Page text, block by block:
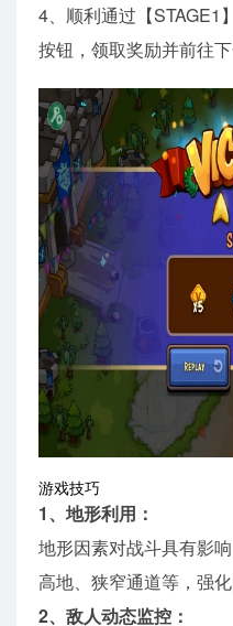
4、顺利通过【STAGE1
按钮，领取奖励并前往
游戏技巧
1、地形利用：
地形因素对战斗具有影
高地、狭窄通道等，强化
2、敌人动态监控：